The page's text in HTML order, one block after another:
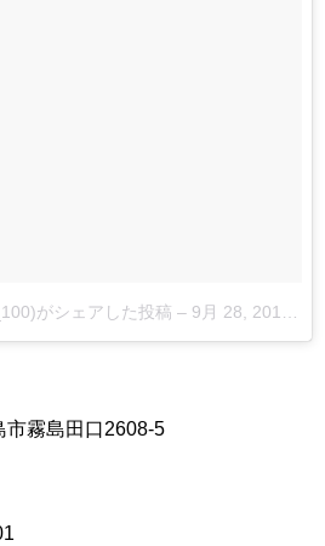
がシェアした投稿 – 9月 28, 2017 at 7:13午前 PDT
霧島田口2608-5